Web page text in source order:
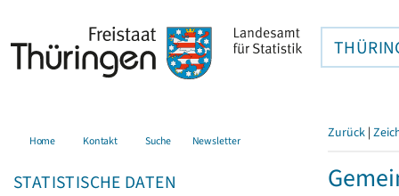
Home Kontakt Suche Newsletter
STATISTISCHE DATEN
Zurück |